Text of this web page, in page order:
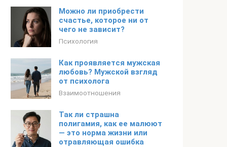
Можно ли приобрести
счастье, которое ни от
чего не зависит?
Психология
Как проявляется мужская
любовь? Мужской взгляд
от психолога
Взаимоотношения
Так ли страшна
полигамия, как ее малюют
— это норма жизни или
отравляющая ошибка